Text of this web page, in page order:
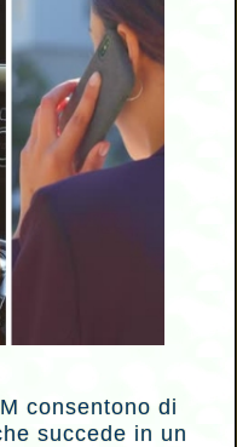
consentono di
succede in un